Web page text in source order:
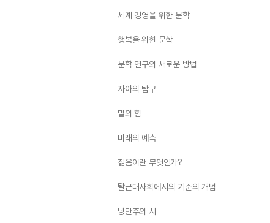
세계 경영을 위한 문학
행복을 위한 문학
문학 연구의 새로운 방법
자아의 탐구
말의 힘
미래의 예측
젊음이란 무엇인가?
탈근대사회에서의 기준의 개념
낭만주의 시